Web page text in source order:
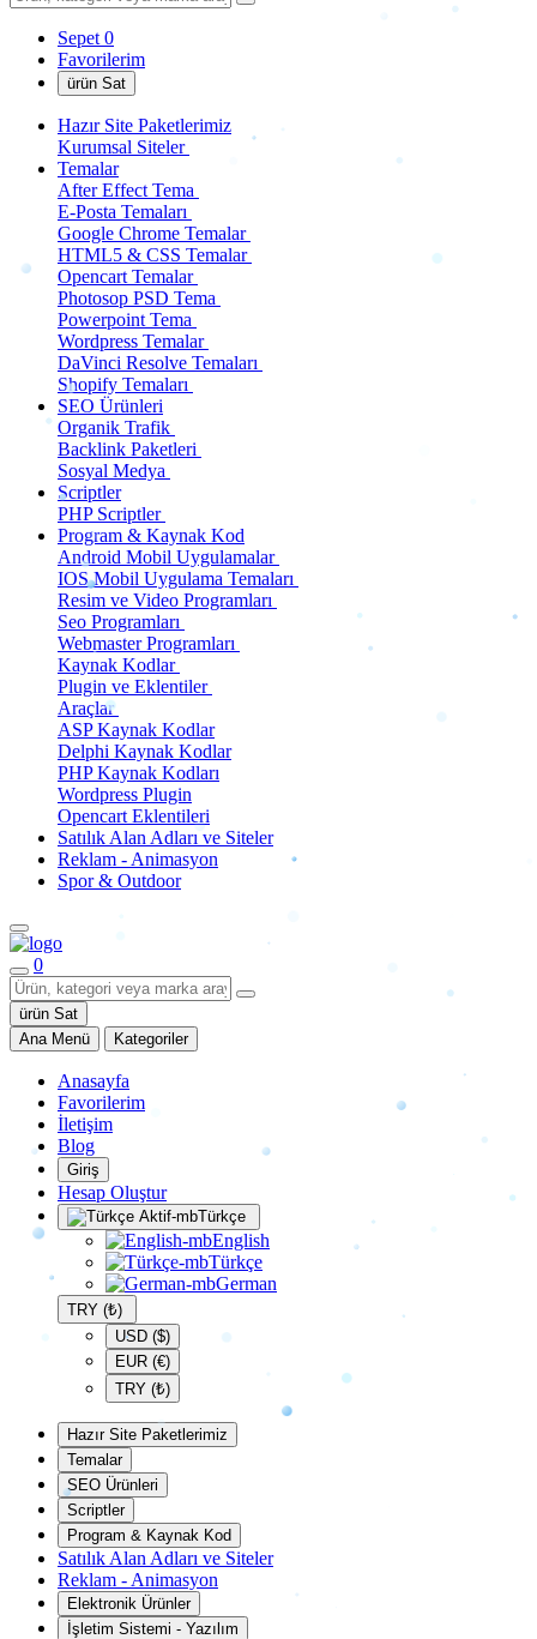
Sepet 0
Favorilerim
ürün Sat
Hazır Site Paketlerimiz
Kurumsal Siteler
Temalar
After Effect Tema
E-Posta Temaları
Google Chrome Temalar
HTML5 & CSS Temalar
Opencart Temalar
Photosop PSD Tema
Powerpoint Tema
Wordpress Temalar
DaVinci Resolve Temaları
Shopify Temaları
SEO Ürünleri
Organik Trafik
Backlink Paketleri
Sosyal Medya
Scriptler
PHP Scriptler
Program & Kaynak Kod
Android Mobil Uygulamalar
IOS Mobil Uygulama Temaları
Resim ve Video Programları
Seo Programları
Webmaster Programları
Kaynak Kodlar
Plugin ve Eklentiler
Araçlar
ASP Kaynak Kodlar
Delphi Kaynak Kodlar
PHP Kaynak Kodları
Wordpress Plugin
Opencart Eklentileri
Satılık Alan Adları ve Siteler
Reklam - Animasyon
Spor & Outdoor
0
ürün Sat
Ana Menü
Kategoriler
Anasayfa
Favorilerim
İletişim
Blog
Giriş
Hesap Oluştur
Türkçe
English
Türkçe
German
TRY (₺)
USD ($)
EUR (€)
TRY (₺)
Hazır Site Paketlerimiz
Temalar
SEO Ürünleri
Scriptler
Program & Kaynak Kod
Satılık Alan Adları ve Siteler
Reklam - Animasyon
Elektronik Ürünler
İşletim Sistemi - Yazılım